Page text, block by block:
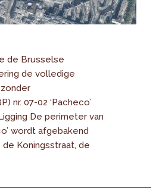
de Brusselse
de volledige
nr. 07-02 ‘Pacheco’
De perimeter van
wordt afgebakend
Koningsstraat, de